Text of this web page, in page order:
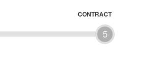
5
CONTRACT